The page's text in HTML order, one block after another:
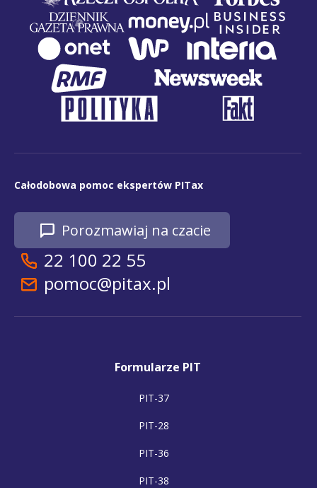
Całodobowa pomoc ekspertów PITax
Porozmawiaj na czacie
22 100 22 55
pomoc@pitax.pl
Formularze PIT
PIT-37
PIT-28
PIT-36
PIT-38